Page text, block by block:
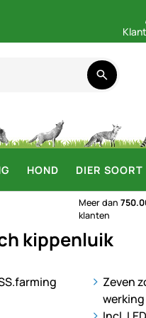
HOND DIER SOORT
Meer dan
klanten
kippenluik
Zeven
werking